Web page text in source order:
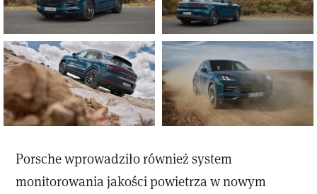
Porsche wprowadziło również system
monitorowania jakości powietrza w nowym